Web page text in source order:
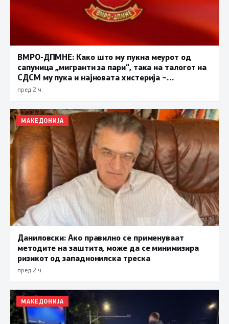
ВМРО-ДПМНЕ: Како што му пукна меурот од
сапуница „мигранти за пари“, така на талогот на
СДСМ му пука и најновата хистерија –
прифаќање на француски предлог
пред 2 ч.
МАКЕДОНИЈА
Даниловски: Ако правилно се применуваат
методите на заштита, може да се минимизира
ризикот од западнонилска треска
пред 2 ч.
МАКЕДОНИЈА